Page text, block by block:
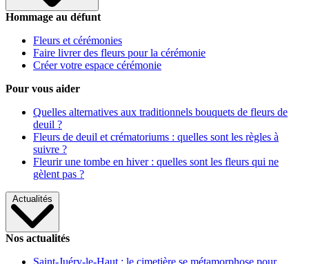
Hommage au défunt
Fleurs et cérémonies
Faire livrer des fleurs pour la cérémonie
Créer votre espace cérémonie
Pour vous aider
Quelles alternatives aux traditionnels bouquets de fleurs de
deuil ?
Fleurs de deuil et crématoriums : quelles sont les règles à
suivre ?
Fleurir une tombe en hiver : quelles sont les fleurs qui ne
gèlent pas ?
Actualités
Nos actualités